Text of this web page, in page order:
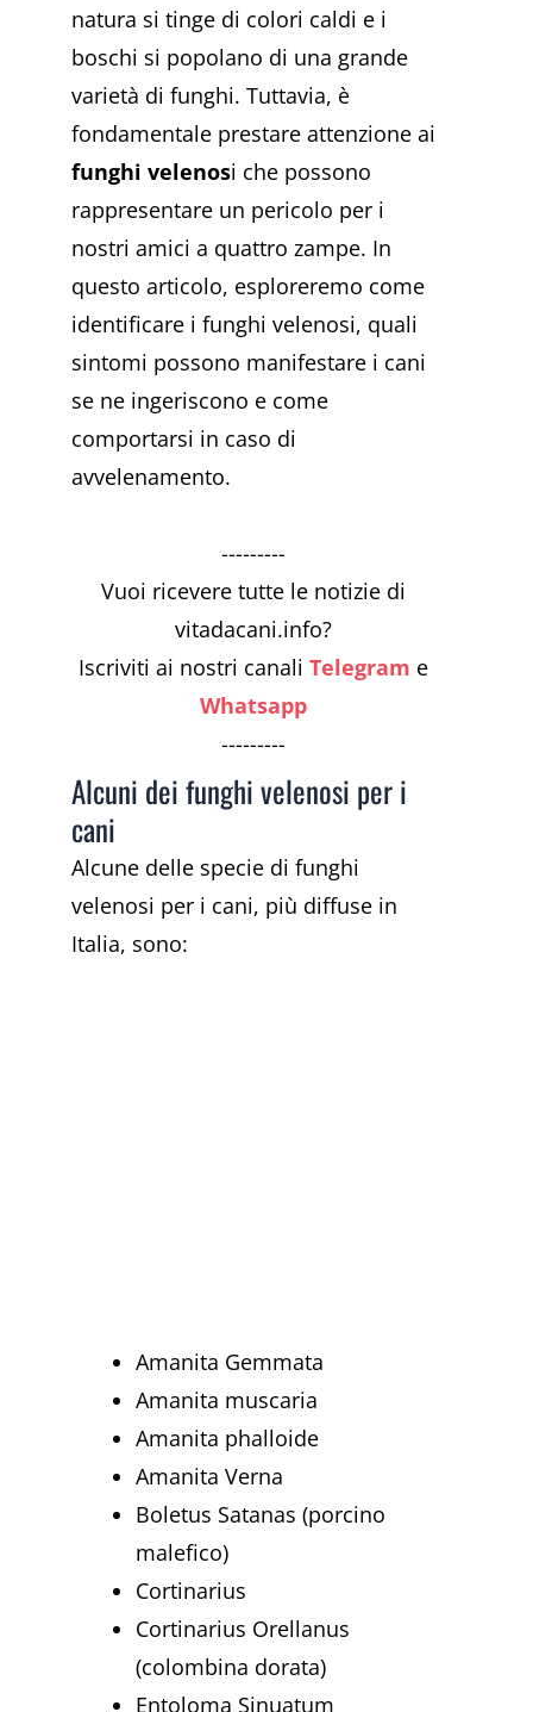
natura si tinge di colori caldi e i
boschi si popolano di una grande
varietà di funghi. Tuttavia, è
fondamentale prestare attenzione ai
funghi velenosi che possono
rappresentare un pericolo per i
nostri amici a quattro zampe. In
questo articolo, esploreremo come
identificare i funghi velenosi, quali
sintomi possono manifestare i cani
se ne ingeriscono e come
comportarsi in caso di
avvelenamento.
---------
Vuoi ricevere tutte le notizie di
vitadacani.info?
Iscriviti ai nostri canali Telegram e
Whatsapp
---------
Alcuni dei funghi velenosi per i
cani
Alcune delle specie di funghi
velenosi per i cani, più diffuse in
Italia, sono:
Amanita Gemmata
Amanita muscaria
Amanita phalloide
Amanita Verna
Boletus Satanas (porcino
malefico)
Cortinarius
Cortinarius Orellanus
(colombina dorata)
Entoloma Sinuatum